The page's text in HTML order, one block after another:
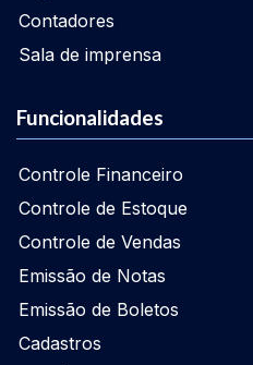
Contadores
Sala de imprensa
Funcionalidades
Controle Financeiro
Controle de Estoque
Controle de Vendas
Emissão de Notas
Emissão de Boletos
Cadastros